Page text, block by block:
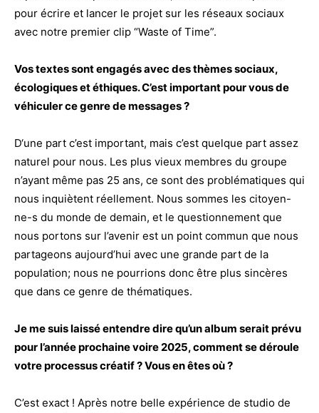
pour écrire et lancer le projet sur les réseaux sociaux
avec notre premier clip “Waste of Time”.
Vos textes sont engagés avec des thèmes sociaux,
écologiques et éthiques. C’est important pour vous de
véhiculer ce genre de messages ?
D‘une part c’est important, mais c’est quelque part assez
naturel pour nous. Les plus vieux membres du groupe
n’ayant même pas 25 ans, ce sont des problématiques qui
nous inquiètent réellement. Nous sommes les citoyen-
ne-s du monde de demain, et le questionnement que
nous portons sur l’avenir est un point commun que nous
partageons aujourd’hui avec une grande part de la
population; nous ne pourrions donc être plus sincères
que dans ce genre de thématiques.
Je me suis laissé entendre dire qu’un album serait prévu
pour l’année prochaine voire 2025, comment se déroule
votre processus créatif ? Vous en êtes où ?
C’est exact ! Après notre belle expérience de studio de